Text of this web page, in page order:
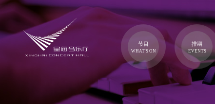
节目
WHAT'S ON
排期
EVENTS